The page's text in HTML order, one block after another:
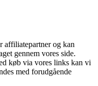
affiliatepartner og kan
gennem vores side.
køb via vores links kan vi
med forudgående